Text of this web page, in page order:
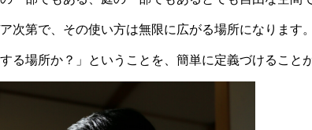
次第で、その使い方は無限に広がる場所になります。
る場所か？」ということを、簡単に定義づけること